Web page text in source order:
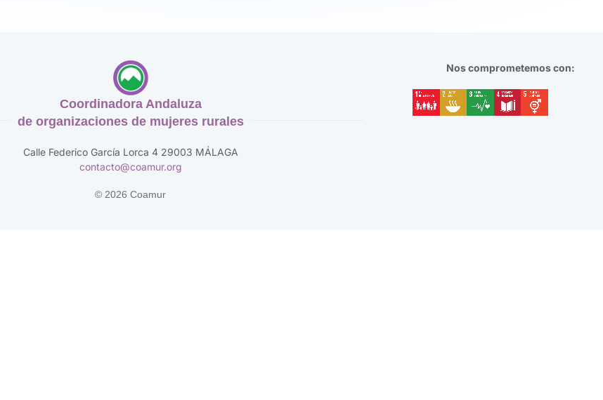
Coordinadora Andaluza
de organizaciones de mujeres rurales
Calle Federico García Lorca 4 29003 MÁLAGA
contacto@coamur.org
© 2026 Coamur
Nos comprometemos con: